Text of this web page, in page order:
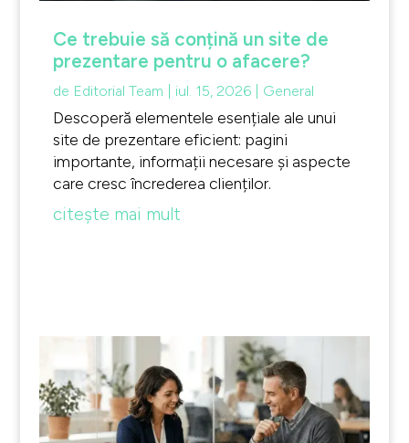
Ce trebuie să conțină un site de
prezentare pentru o afacere?
de Editorial Team iul. 15, 2026| General
Descoperă elementele esențiale ale unui
site de prezentare eficient: pagini
importante, informații necesare și aspecte
care cresc încrederea clienților.
citește mai mult